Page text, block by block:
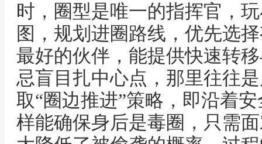
时，圈型是唯一的指挥官，
图，规划进圈路线，优先选
最好的伙伴，能提供快速转
忌盲目扎中心点，那里往往
取“圈边推进”策略，即沿着
样能确保身后是毒圈，只需